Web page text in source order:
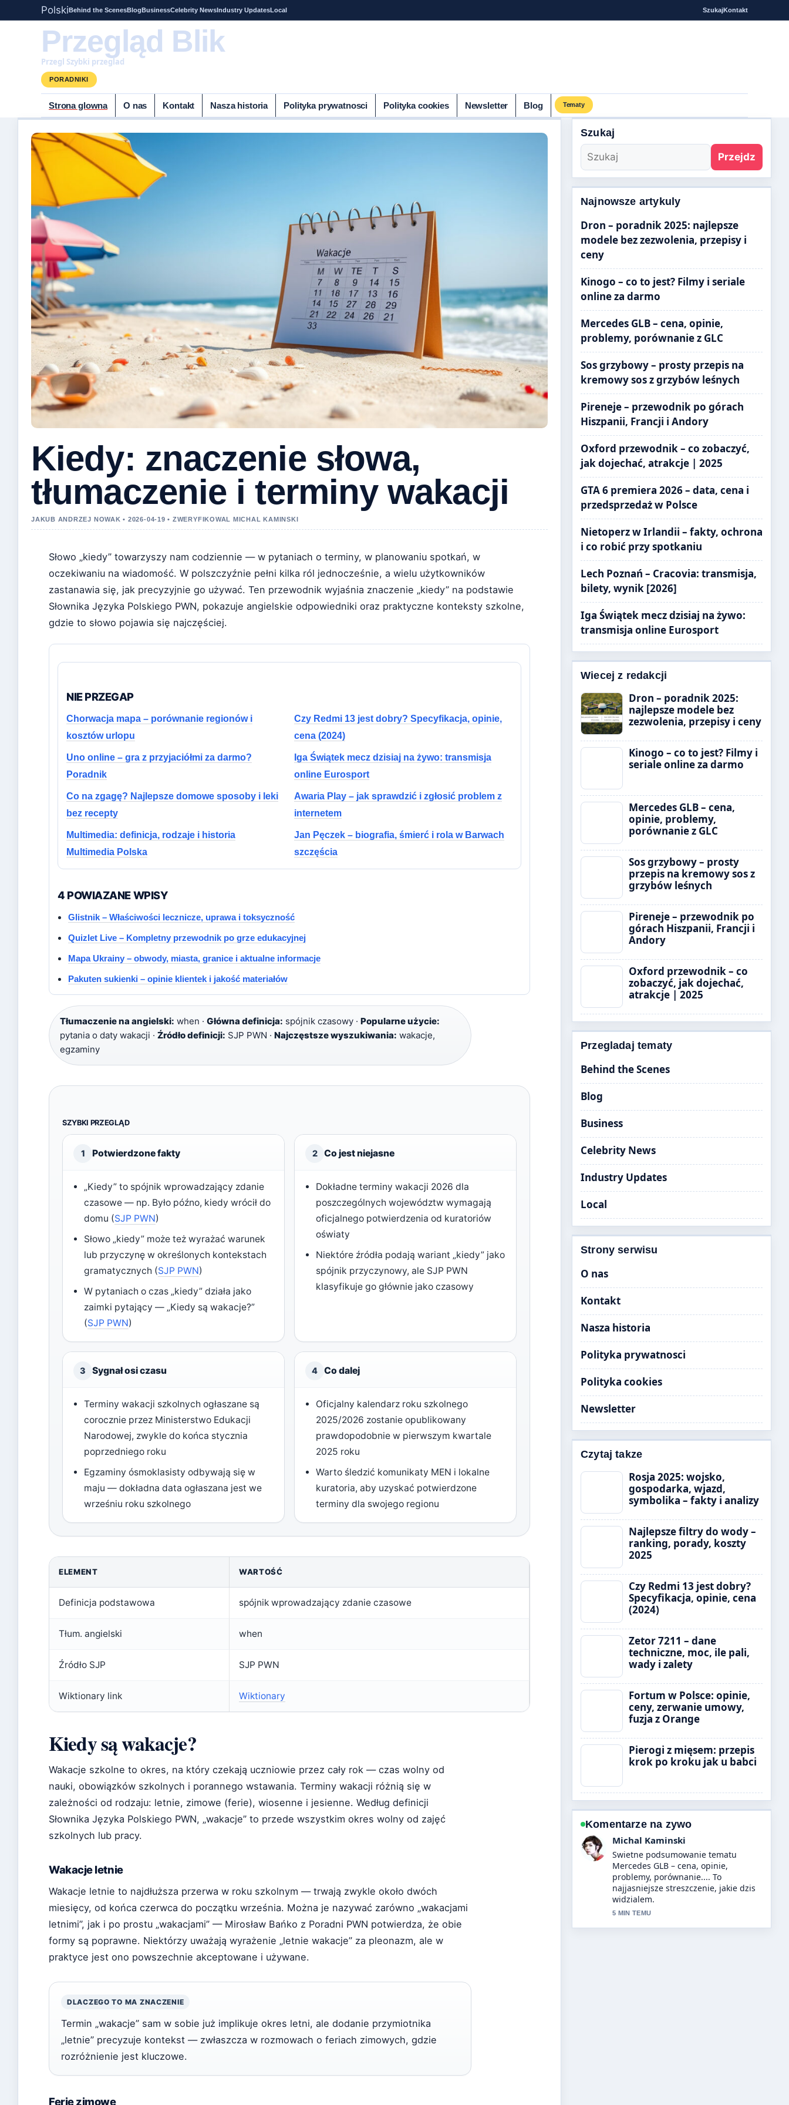
PolskiBehind the ScenesBlogBusinessCelebrity NewsIndustry UpdatesLocal SzukajKontakt
Przegląd Blik
Przegl Szybki przeglad
PORADNIKI
Strona glowna O nas Kontakt Nasza historia Polityka prywatnosci Polityka cookies Newsletter Blog Tematy
Kiedy: znaczenie słowa,
tłumaczenie i terminy wakacji
JAKUB ANDRZEJ NOWAK • 2026-04-19 • ZWERYFIKOWAL MICHAL KAMINSKI
Słowo „kiedy” towarzyszy nam codziennie — w pytaniach o terminy, w planowaniu spotkań, w
oczekiwaniu na wiadomość. W polszczyźnie pełni kilka ról jednocześnie, a wielu użytkowników
zastanawia się, jak precyzyjnie go używać. Ten przewodnik wyjaśnia znaczenie „kiedy” na podstawie
Słownika Języka Polskiego PWN, pokazuje angielskie odpowiedniki oraz praktyczne konteksty szkolne,
gdzie to słowo pojawia się najczęściej.
NIE PRZEGAP
Chorwacja mapa – porównanie regionów i
kosztów urlopu
Czy Redmi 13 jest dobry? Specyfikacja, opinie,
cena (2024)
Uno online – gra z przyjaciółmi za darmo?
Poradnik
Iga Świątek mecz dzisiaj na żywo: transmisja
online Eurosport
Co na zgagę? Najlepsze domowe sposoby i leki
bez recepty
Awaria Play – jak sprawdzić i zgłosić problem z
internetem
Multimedia: definicja, rodzaje i historia
Multimedia Polska
Jan Pęczek – biografia, śmierć i rola w Barwach
szczęścia
4 POWIAZANE WPISY
Glistnik – Właściwości lecznicze, uprawa i toksyczność
Quizlet Live – Kompletny przewodnik po grze edukacyjnej
Mapa Ukrainy – obwody, miasta, granice i aktualne informacje
Pakuten sukienki – opinie klientek i jakość materiałów
Tłumaczenie na angielski: when · Główna definicja: spójnik czasowy · Popularne użycie:
pytania o daty wakacji · Źródło definicji: SJP PWN · Najczęstsze wyszukiwania: wakacje,
egzaminy
SZYBKI PRZEGLĄD
1 Potwierdzone fakty
„Kiedy” to spójnik wprowadzający zdanie
czasowe — np. Było późno, kiedy wrócił do
domu (SJP PWN)
Słowo „kiedy” może też wyrażać warunek
lub przyczynę w określonych kontekstach
gramatycznych (SJP PWN)
W pytaniach o czas „kiedy” działa jako
zaimki pytający — „Kiedy są wakacje?”
(SJP PWN)
2 Co jest niejasne
Dokładne terminy wakacji 2026 dla
poszczególnych województw wymagają
oficjalnego potwierdzenia od kuratoriów
oświaty
Niektóre źródła podają wariant „kiedy” jako
spójnik przyczynowy, ale SJP PWN
klasyfikuje go głównie jako czasowy
3 Sygnał osi czasu
Terminy wakacji szkolnych ogłaszane są
corocznie przez Ministerstwo Edukacji
Narodowej, zwykle do końca stycznia
poprzedniego roku
Egzaminy ósmoklasisty odbywają się w
maju — dokładna data ogłaszana jest we
wrześniu roku szkolnego
4 Co dalej
Oficjalny kalendarz roku szkolnego
2025/2026 zostanie opublikowany
prawdopodobnie w pierwszym kwartale
2025 roku
Warto śledzić komunikaty MEN i lokalne
kuratoria, aby uzyskać potwierdzone
terminy dla swojego regionu
ELEMENT WARTOŚĆ
Definicja podstawowa spójnik wprowadzający zdanie czasowe
Tłum. angielski when
Źródło SJP SJP PWN
Wiktionary link Wiktionary
Kiedy są wakacje?
Wakacje szkolne to okres, na który czekają uczniowie przez cały rok — czas wolny od
nauki, obowiązków szkolnych i porannego wstawania. Terminy wakacji różnią się w
zależności od rodzaju: letnie, zimowe (ferie), wiosenne i jesienne. Według definicji
Słownika Języka Polskiego PWN, „wakacje” to przede wszystkim okres wolny od zajęć
szkolnych lub pracy.
Wakacje letnie
Wakacje letnie to najdłuższa przerwa w roku szkolnym — trwają zwykle około dwóch
miesięcy, od końca czerwca do początku września. Można je nazywać zarówno „wakacjami
letnimi”, jak i po prostu „wakacjami” — Mirosław Bańko z Poradni PWN potwierdza, że obie
formy są poprawne. Niektórzy uważają wyrażenie „letnie wakacje” za pleonazm, ale w
praktyce jest ono powszechnie akceptowane i używane.
DLACZEGO TO MA ZNACZENIE
Termin „wakacje” sam w sobie już implikuje okres letni, ale dodanie przymiotnika
„letnie” precyzuje kontekst — zwłaszcza w rozmowach o feriach zimowych, gdzie
rozróżnienie jest kluczowe.
Ferie zimowe
Szukaj
Przejdz
Najnowsze artykuly
Dron – poradnik 2025: najlepsze
modele bez zezwolenia, przepisy i
ceny
Kinogo – co to jest? Filmy i seriale
online za darmo
Mercedes GLB – cena, opinie,
problemy, porównanie z GLC
Sos grzybowy – prosty przepis na
kremowy sos z grzybów leśnych
Pireneje – przewodnik po górach
Hiszpanii, Francji i Andory
Oxford przewodnik – co zobaczyć,
jak dojechać, atrakcje | 2025
GTA 6 premiera 2026 – data, cena i
przedsprzedaż w Polsce
Nietoperz w Irlandii – fakty, ochrona
i co robić przy spotkaniu
Lech Poznań – Cracovia: transmisja,
bilety, wynik [2026]
Iga Świątek mecz dzisiaj na żywo:
transmisja online Eurosport
Wiecej z redakcji
Dron – poradnik 2025:
najlepsze modele bez
zezwolenia, przepisy i ceny
Kinogo – co to jest? Filmy i
seriale online za darmo
Mercedes GLB – cena,
opinie, problemy,
porównanie z GLC
Sos grzybowy – prosty
przepis na kremowy sos z
grzybów leśnych
Pireneje – przewodnik po
górach Hiszpanii, Francji i
Andory
Oxford przewodnik – co
zobaczyć, jak dojechać,
atrakcje | 2025
Przegladaj tematy
Behind the Scenes
Blog
Business
Celebrity News
Industry Updates
Local
Strony serwisu
O nas
Kontakt
Nasza historia
Polityka prywatnosci
Polityka cookies
Newsletter
Czytaj takze
Rosja 2025: wojsko,
gospodarka, wjazd,
symbolika – fakty i analizy
Najlepsze filtry do wody –
ranking, porady, koszty
2025
Czy Redmi 13 jest dobry?
Specyfikacja, opinie, cena
(2024)
Zetor 7211 – dane
techniczne, moc, ile pali,
wady i zalety
Fortum w Polsce: opinie,
ceny, zerwanie umowy,
fuzja z Orange
Pierogi z mięsem: przepis
krok po kroku jak u babci
Komentarze na zywo
Ewa Lewandowska
Sledze Dron – poradnik 2025:
najlepsze modele bez... na biezaco i
doceniam wywazony ton.
7 MIN TEMU